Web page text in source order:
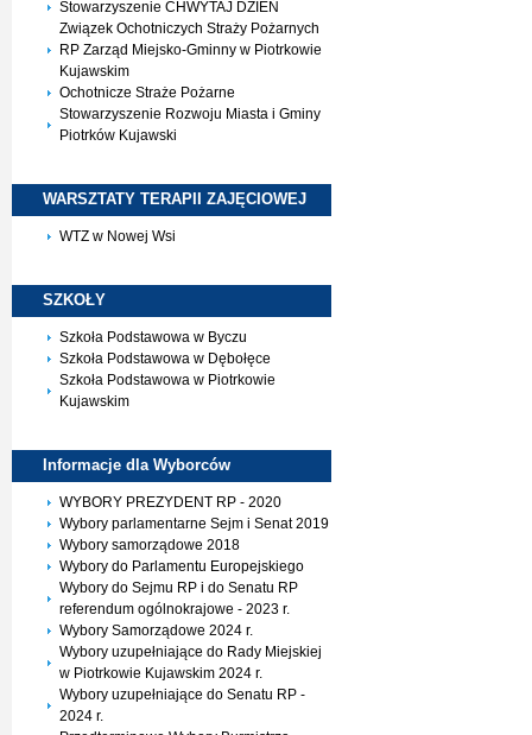
Stowarzyszenie CHWYTAJ DZIEŃ
Związek Ochotniczych Straży Pożarnych
RP Zarząd Miejsko-Gminny w Piotrkowie
Kujawskim
Ochotnicze Straże Pożarne
Stowarzyszenie Rozwoju Miasta i Gminy
Piotrków Kujawski
WARSZTATY TERAPII ZAJĘCIOWEJ
WTZ w Nowej Wsi
SZKOŁY
Szkoła Podstawowa w Byczu
Szkoła Podstawowa w Dębołęce
Szkoła Podstawowa w Piotrkowie
Kujawskim
Informacje dla Wyborców
WYBORY PREZYDENT RP - 2020
Wybory parlamentarne Sejm i Senat 2019
Wybory samorządowe 2018
Wybory do Parlamentu Europejskiego
Wybory do Sejmu RP i do Senatu RP
referendum ogólnokrajowe - 2023 r.
Wybory Samorządowe 2024 r.
Wybory uzupełniające do Rady Miejskiej
w Piotrkowie Kujawskim 2024 r.
Wybory uzupełniające do Senatu RP -
2024 r.